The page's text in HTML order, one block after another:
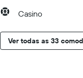
Casino
Ver todas as 33